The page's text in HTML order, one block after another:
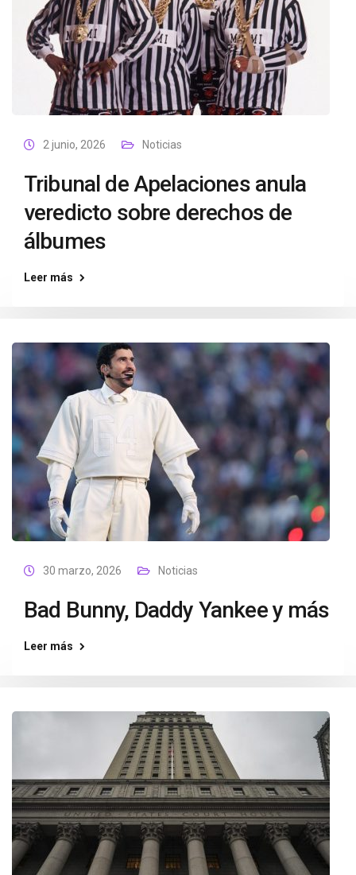
2 junio, 2026 Noticias
Tribunal de Apelaciones anula
veredicto sobre derechos de
álbumes
Leer más
30 marzo, 2026 Noticias
Bad Bunny, Daddy Yankee y más
Leer más